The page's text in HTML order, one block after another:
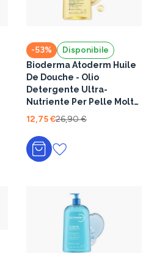
-53% Disponibile
Bioderma Atoderm Huile
De Douche - Olio
Detergente Ultra-
Nutriente Per Pelle Molto
Secca 1 Litro
12,75 €26,90 €
Aggiungi al carrello